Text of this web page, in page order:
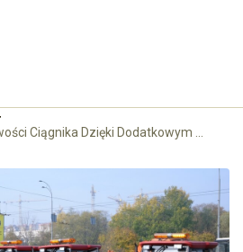
Jak Rozbudować Możliwości Ciągnika Dzięki Dodatkowym Narzędziom?